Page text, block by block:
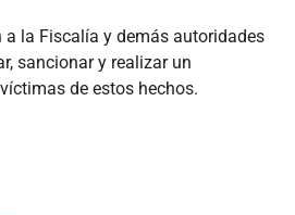
a la Fiscalía y demás autoridades
sancionar y realizar un
de estos hechos.